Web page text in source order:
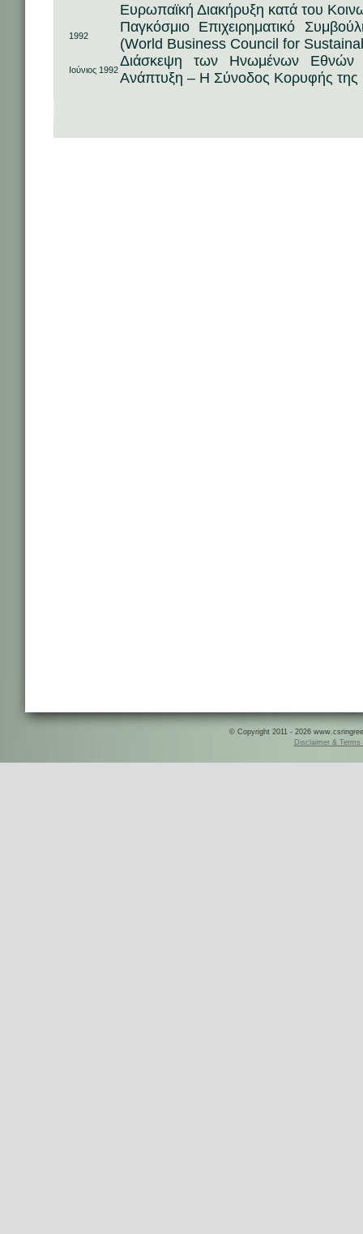
Ευρωπαϊκή Διακήρυξη κατά του
1992
Παγκόσμιο Επιχειρηματικό
(World Business Council for
Ιούνιος 1992
Διάσκεψη των Ηνωμένων Εθνών
Ανάπτυξη – Η Σύνοδος Κορυφής της
© Copyright 2011 - 2026
Disclaimer & Terms